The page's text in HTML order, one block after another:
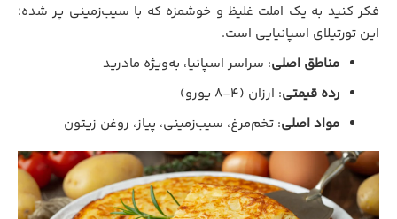
فکر کنید به یک املت غلیظ و خوشمزه که با سیب‌زمینی پر شده؛
این تورتیلای اسپانیایی است.
مناطق اصلی: سراسر اسپانیا، به‌ویژه مادرید
رده قیمتی: ارزان (۴-۸ یورو)
مواد اصلی: تخم‌مرغ، سیب‌زمینی، پیاز، روغن زیتون